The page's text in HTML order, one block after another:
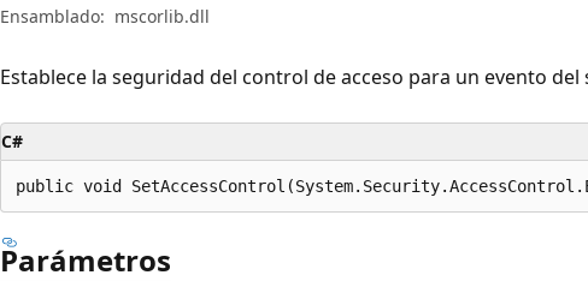
Ensamblado: mscorlib.dll
Establece la seguridad del control de acceso para un evento
C#
public void
Parámetros